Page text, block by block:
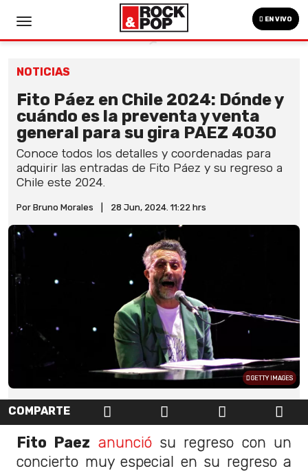
EN VIVO
NOTICIAS
Fito Páez en Chile 2024: Dónde y
cuándo es la preventa y venta
general para su gira PAEZ 4030
Conoce todos los detalles y coordenadas para
adquirir las entradas de Fito Páez y su regreso a
Chile este 2024.
Por Bruno Morales 28 Jun, 2024. 11:22 hrs
GETTY IMAGES
COMPARTE
Fito Paez anunciósu regreso con un
concierto muy especial en su regreso a